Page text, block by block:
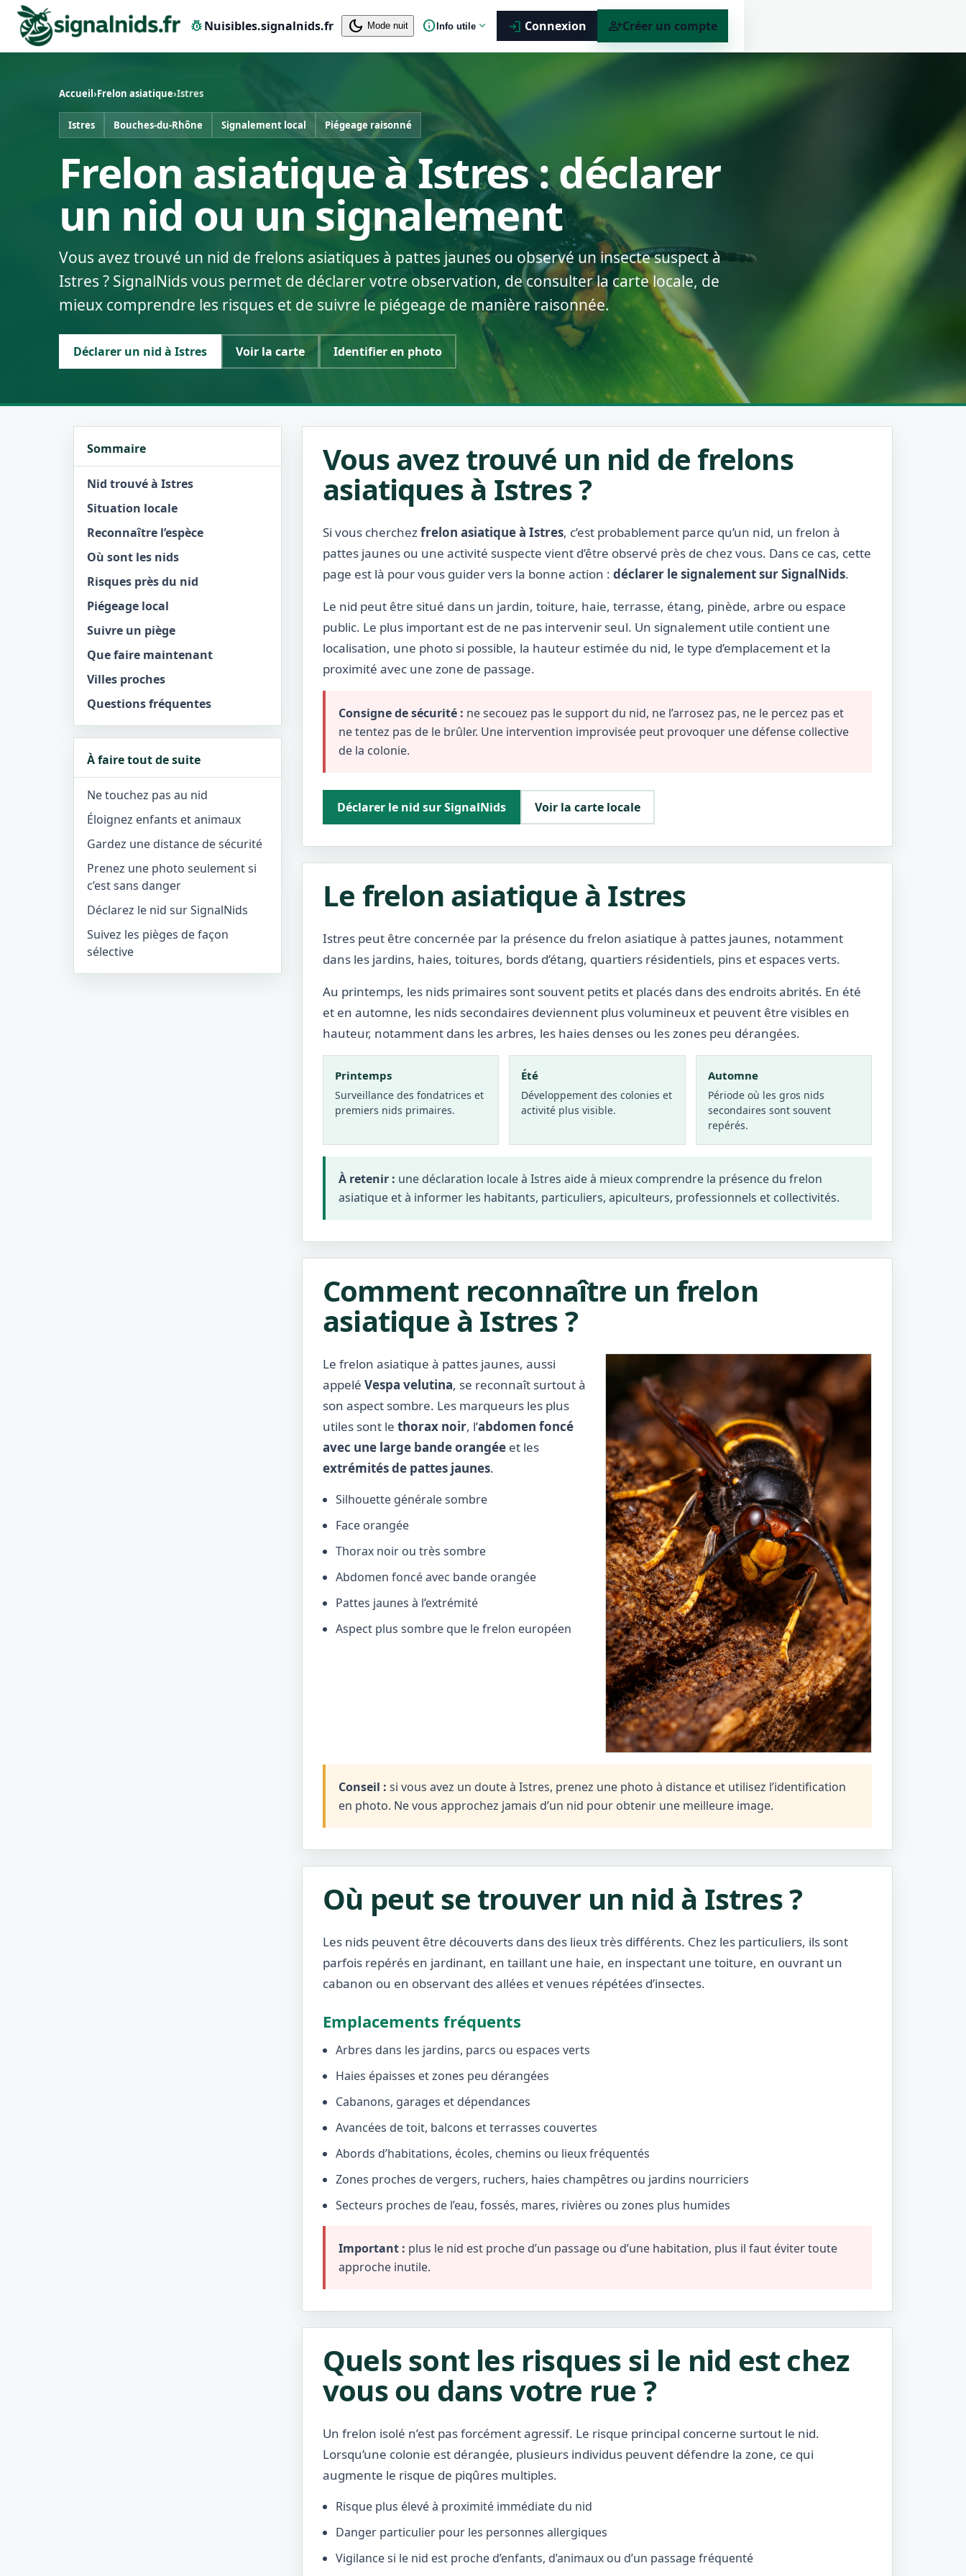
pest_controlNuisibles.signalnids.fr dark_mode Mode nuit infoInfo utile expand_more login Connexion person_addCréer un compte
Accueil›Frelon asiatique›Istres
Istres Bouches-du-Rhône Signalement local Piégeage raisonné
Frelon asiatique à Istres : déclarer
un nid ou un signalement
Vous avez trouvé un nid de frelons asiatiques à pattes jaunes ou observé un insecte suspect à
Istres ? SignalNids vous permet de déclarer votre observation, de consulter la carte locale, de
mieux comprendre les risques et de suivre le piégeage de manière raisonnée.
Déclarer un nid à Istres Voir la carte Identifier en photo
Sommaire
Nid trouvé à Istres
Situation locale
Reconnaître l’espèce
Où sont les nids
Risques près du nid
Piégeage local
Suivre un piège
Que faire maintenant
Villes proches
Questions fréquentes
À faire tout de suite
Ne touchez pas au nid
Éloignez enfants et animaux
Gardez une distance de sécurité
Prenez une photo seulement si
c’est sans danger
Déclarez le nid sur SignalNids
Suivez les pièges de façon
sélective
Vous avez trouvé un nid de frelons
asiatiques à Istres ?
Si vous cherchezfrelon asiatique à Istres, c’est probablement parce qu’un nid, un frelon à
pattes jaunes ou une activité suspecte vient d’être observé près de chez vous. Dans ce cas, cette
page est là pour vous guider vers la bonne action : déclarer le signalement sur SignalNids.
Le nid peut être situé dans un jardin, toiture, haie, terrasse, étang, pinède, arbre ou espace
public. Le plus important est de ne pas intervenir seul. Un signalement utile contient une
localisation, une photo si possible, la hauteur estimée du nid, le type d’emplacement et la
proximité avec une zone de passage.
Consigne de sécurité : ne secouez pas le support du nid, ne l’arrosez pas, ne le percez pas et
ne tentez pas de le brûler. Une intervention improvisée peut provoquer une défense collective
de la colonie.
Déclarer le nid sur SignalNids Voir la carte locale
Le frelon asiatique à Istres
Istres peut être concernée par la présence du frelon asiatique à pattes jaunes, notamment
dans les jardins, haies, toitures, bords d’étang, quartiers résidentiels, pins et espaces verts.
Au printemps, les nids primaires sont souvent petits et placés dans des endroits abrités. En été
et en automne, les nids secondaires deviennent plus volumineux et peuvent être visibles en
hauteur, notamment dans les arbres, les haies denses ou les zones peu dérangées.
Printemps
Surveillance des fondatrices et
premiers nids primaires.
Été
Développement des colonies et
activité plus visible.
Automne
Période où les gros nids
secondaires sont souvent
repérés.
À retenir : une déclaration locale à Istres aide à mieux comprendre la présence du frelon
asiatique et à informer les habitants, particuliers, apiculteurs, professionnels et collectivités.
Comment reconnaître un frelon
asiatique à Istres ?
Le frelon asiatique à pattes jaunes, aussi
appelé Vespa velutina, se reconnaît surtout à
son aspect sombre. Les marqueurs les plus
utiles sont le thorax noir, l’abdomen foncé
avec une large bande orangée et les
extrémités de pattes jaunes.
Silhouette générale sombre
Face orangée
Thorax noir ou très sombre
Abdomen foncé avec bande orangée
Pattes jaunes à l’extrémité
Aspect plus sombre que le frelon européen
Conseil : si vous avez un doute à Istres, prenez une photo à distance et utilisez l’identification
en photo. Ne vous approchez jamais d’un nid pour obtenir une meilleure image.
Où peut se trouver un nid à Istres ?
Les nids peuvent être découverts dans des lieux très différents. Chez les particuliers, ils sont
parfois repérés en jardinant, en taillant une haie, en inspectant une toiture, en ouvrant un
cabanon ou en observant des allées et venues répétées d’insectes.
Emplacements fréquents
Arbres dans les jardins, parcs ou espaces verts
Haies épaisses et zones peu dérangées
Cabanons, garages et dépendances
Avancées de toit, balcons et terrasses couvertes
Abords d’habitations, écoles, chemins ou lieux fréquentés
Zones proches de vergers, ruchers, haies champêtres ou jardins nourriciers
Secteurs proches de l’eau, fossés, mares, rivières ou zones plus humides
Important : plus le nid est proche d’un passage ou d’une habitation, plus il faut éviter toute
approche inutile.
Quels sont les risques si le nid est chez
vous ou dans votre rue ?
Un frelon isolé n’est pas forcément agressif. Le risque principal concerne surtout le nid.
Lorsqu’une colonie est dérangée, plusieurs individus peuvent défendre la zone, ce qui
augmente le risque de piqûres multiples.
Risque plus élevé à proximité immédiate du nid
Danger particulier pour les personnes allergiques
Vigilance si le nid est proche d’enfants, d’animaux ou d’un passage fréquenté